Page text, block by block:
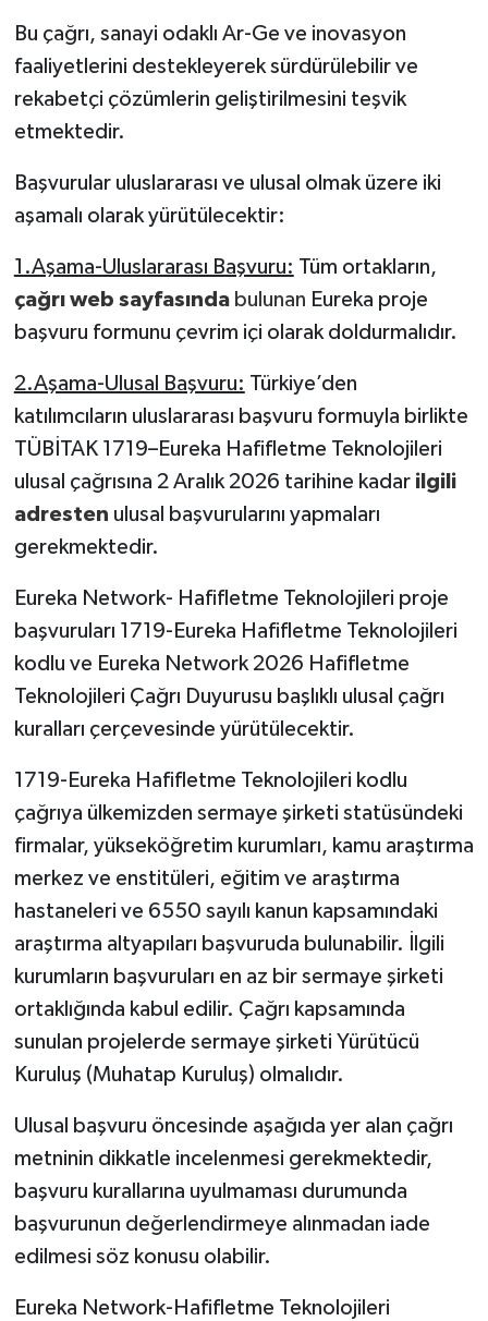
Bu çağrı, sanayi odaklı Ar-Ge ve inovasyon
faaliyetlerini destekleyerek sürdürülebilir ve
rekabetçi çözümlerin geliştirilmesini teşvik
etmektedir.
Başvurular uluslararası ve ulusal olmak üzere iki
aşamalı olarak yürütülecektir:
1.Aşama-Uluslararası Başvuru: Tüm ortakların,
çağrı web sayfasındabulunan Eureka proje
başvuru formunu çevrim içi olarak doldurmalıdır.
2.Aşama-Ulusal Başvuru: Türkiye’den
katılımcıların uluslararası başvuru formuyla birlikte
TÜBİTAK 1719–Eureka Hafifletme Teknolojileri
ulusal çağrısına 2 Aralık 2026 tarihine kadar ilgili
adresten ulusal başvurularını yapmaları
gerekmektedir.
Eureka Network- Hafifletme Teknolojileri proje
başvuruları 1719-Eureka Hafifletme Teknolojileri
kodlu ve Eureka Network 2026 Hafifletme
Teknolojileri Çağrı Duyurusu başlıklı ulusal çağrı
kuralları çerçevesinde yürütülecektir.
1719-Eureka Hafifletme Teknolojileri kodlu
çağrıya ülkemizden sermaye şirketi statüsündeki
firmalar, yükseköğretim kurumları, kamu araştırma
merkez ve enstitüleri, eğitim ve araştırma
hastaneleri ve 6550 sayılı kanun kapsamındaki
araştırma altyapıları başvuruda bulunabilir. İlgili
kurumların başvuruları en az bir sermaye şirketi
ortaklığında kabul edilir. Çağrı kapsamında
sunulan projelerde sermaye şirketi Yürütücü
Kuruluş (Muhatap Kuruluş) olmalıdır.
Ulusal başvuru öncesinde aşağıda yer alan çağrı
metninin dikkatle incelenmesi gerekmektedir,
başvuru kurallarına uyulmaması durumunda
başvurunun değerlendirmeye alınmadan iade
edilmesi söz konusu olabilir.
Eureka Network-Hafifletme Teknolojileri